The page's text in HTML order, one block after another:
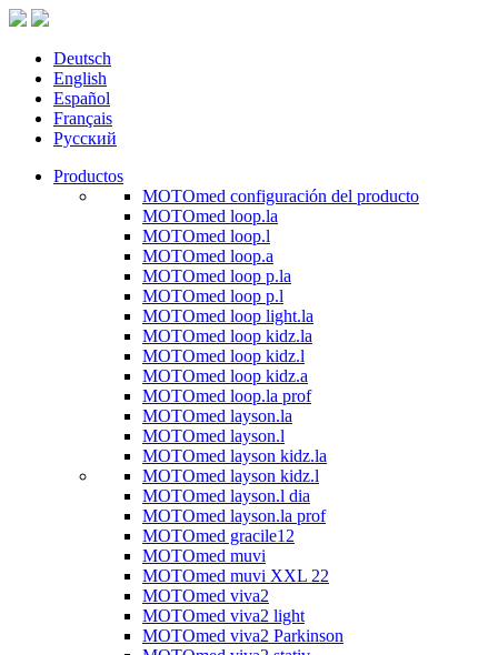
Deutsch
English
Español
Français
Русский
Productos
MOTOmed configuración del producto
MOTOmed loop.la
MOTOmed loop.l
MOTOmed loop.a
MOTOmed loop p.la
MOTOmed loop p.l
MOTOmed loop light.la
MOTOmed loop kidz.la
MOTOmed loop kidz.l
MOTOmed loop kidz.a
MOTOmed loop.la prof
MOTOmed layson.la
MOTOmed layson.l
MOTOmed layson kidz.la
MOTOmed layson kidz.l
MOTOmed layson.l dia
MOTOmed layson.la prof
MOTOmed gracile12
MOTOmed muvi
MOTOmed muvi XXL 22
MOTOmed viva2
MOTOmed viva2 light
MOTOmed viva2 Parkinson